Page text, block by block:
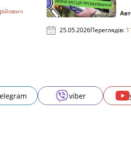
25.05.2026Переглядів:
viber